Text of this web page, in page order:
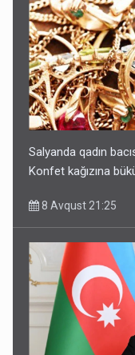
Salyanda qadın
Konfet kağızına
8 Avqust 21:25